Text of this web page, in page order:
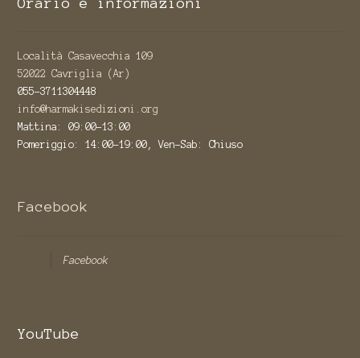
Località Casavecchia 109
52022 Cavriglia (Ar)
055-3711304448
info@harmakisedizioni.org
Mattina: 09:00-13:00
Pomeriggio: 14:00-19:00, Ven-Sab: Chiuso
Facebook
Facebook
YouTube